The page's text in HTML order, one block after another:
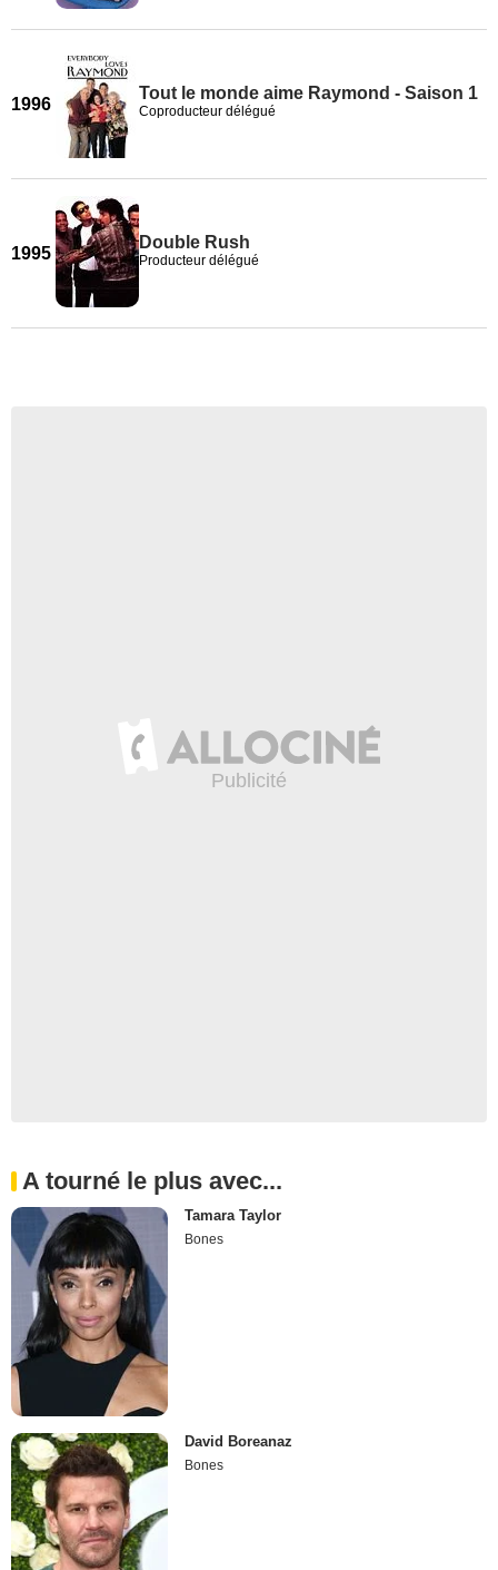
1996
Tout le monde aime Raymond - Saison 1
Coproducteur délégué
1995
Double Rush
Producteur délégué
A tourné le plus avec...
Tamara Taylor
Bones
David Boreanaz
Bones